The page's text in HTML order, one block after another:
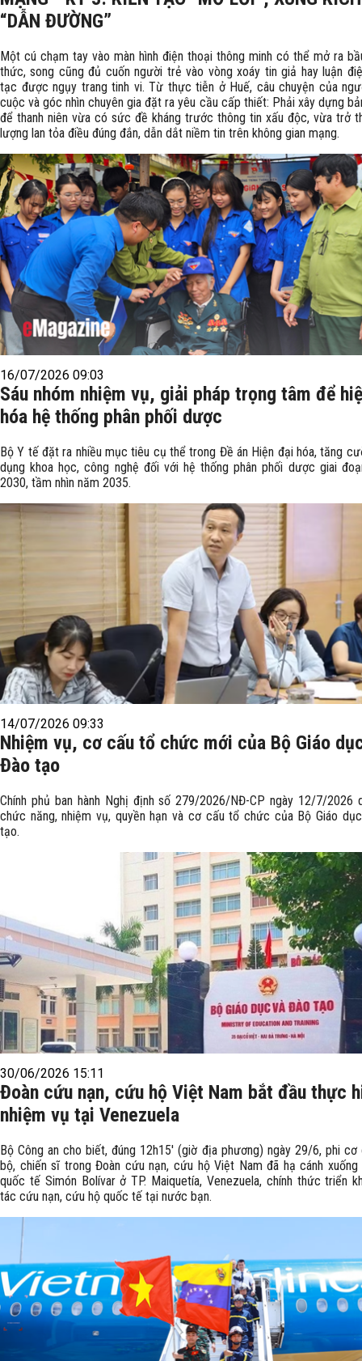
“DẪN ĐƯỜNG”
Một cú chạm tay vào màn hình điện thoại thông minh có thể mở ra
thức, song cũng đủ cuốn người trẻ vào vòng xoáy tin giả hay luận
tạc được ngụy trang tinh vi. Từ thực tiễn ở Huế, câu chuyện của
cuộc và góc nhìn chuyên gia đặt ra yêu cầu cấp thiết: Phải xây dựng
để thanh niên vừa có sức đề kháng trước thông tin xấu độc, vừa trở
lượng lan tỏa điều đúng đắn, dẫn dắt niềm tin trên không gian mạng.
16/07/2026 09:03
Sáu nhóm nhiệm vụ, giải pháp trọng tâm để
hóa hệ thống phân phối dược
Bộ Y tế đặt ra nhiều mục tiêu cụ thể trong Đề án Hiện đại hóa, tăng
dụng khoa học, công nghệ đối với hệ thống phân phối dược giai
2030, tầm nhìn năm 2035.
14/07/2026 09:33
Nhiệm vụ, cơ cấu tổ chức mới của Bộ Giáo
Đào tạo
Chính phủ ban hành Nghị định số 279/2026/NĐ-CP ngày 12/7/2026
chức năng, nhiệm vụ, quyền hạn và cơ cấu tổ chức của Bộ Giáo
tạo.
30/06/2026 15:11
Đoàn cứu nạn, cứu hộ Việt Nam bắt đầu thực
nhiệm vụ tại Venezuela
Bộ Công an cho biết, đúng 12h15' (giờ địa phương) ngày 29/6, phi cơ
bộ, chiến sĩ trong Đoàn cứu nạn, cứu hộ Việt Nam đã hạ cánh xuống
quốc tế Simón Bolívar ở TP. Maiquetía, Venezuela, chính thức triển
tác cứu nạn, cứu hộ quốc tế tại nước bạn.